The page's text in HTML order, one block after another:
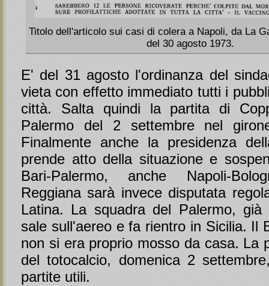
Titolo dell'articolo sui casi di colera a Napoli, da La
del 30 agosto 1973.
E' del 31 agosto l'ordinanza del
vieta con effetto immediato tutti i
città. Salta quindi la partita di
Palermo del 2 settembre nel
Finalmente anche la presidenza
prende atto della situazione e
Bari-Palermo, anche Napoli-
Reggiana sarà invece disputata
Latina. La squadra del Palermo,
sale sull'aereo e fa rientro in Sicilia. Il
non si era proprio mosso da casa. La
del totocalcio, domenica 2
partite utili.